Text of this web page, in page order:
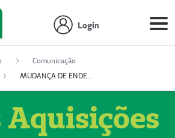
Login
Comunicação
MUDANÇA DE ENDEREÇO - DIAGITAB SERVIÇOS MÉDICOS LTDA (54003267-5)
Aquisições